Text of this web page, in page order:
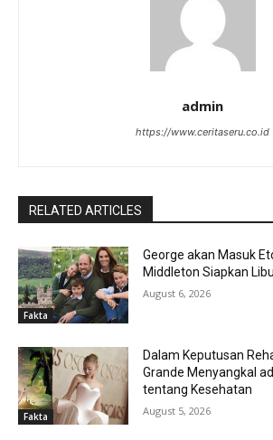
admin
https://www.ceritaseru.co.id
RELATED ARTICLES
Fakta
George akan Masuk
Middleton Siapkan
August 6, 2026
Fakta
Dalam Keputusan
Grande Menyangkal
tentang Kesehatan
August 5, 2026